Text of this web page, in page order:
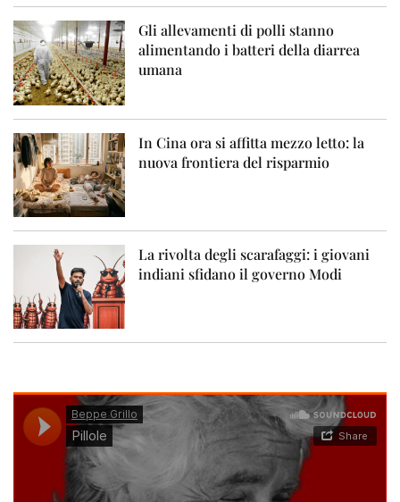
Gli allevamenti di polli stanno
alimentando i batteri della diarrea
umana
In Cina ora si affitta mezzo letto: la
nuova frontiera del risparmio
La rivolta degli scarafaggi: i giovani
indiani sfidano il governo Modi